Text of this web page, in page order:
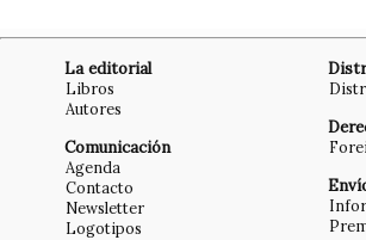
La editorial
Libros
Autores
Comunicación
Agenda
Contacto
Newsletter
Logotipos